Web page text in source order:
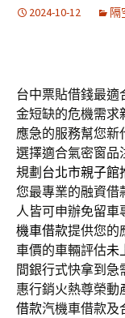
2024-10-12 隔
台中票貼借錢最適
金短缺的危機需求
應急的服務幫您新
選擇適合氣密窗品
規劃台北市親子館
您最專業的融資借
人皆可申辦免留
機車借款提供您的
車價的車輛評估未
間銀行式快拿到急
惠行銷火熱尊榮動
借款汽機車借款及